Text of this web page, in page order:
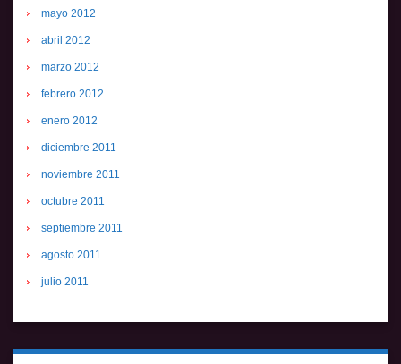
mayo 2012
abril 2012
marzo 2012
febrero 2012
enero 2012
diciembre 2011
noviembre 2011
octubre 2011
septiembre 2011
agosto 2011
julio 2011